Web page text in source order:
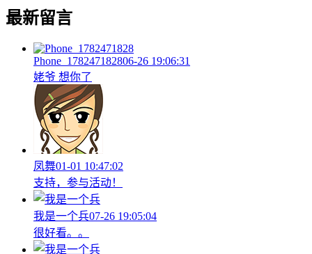
最新留言
Phone_178247182806-26 19:06:31
姥爷 想你了
凤舞01-01 10:47:02
支持，参与活动！
我是一个兵07-26 19:05:04
很好看。。